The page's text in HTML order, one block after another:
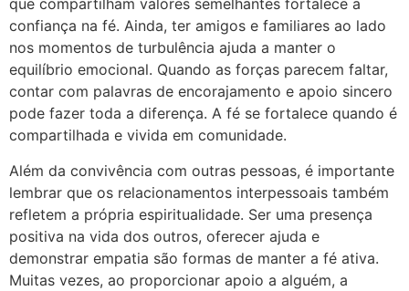
que compartilham valores semelhantes fortalece a
confiança na fé. Ainda, ter amigos e familiares ao lado
nos momentos de turbulência ajuda a manter o
equilíbrio emocional. Quando as forças parecem faltar,
contar com palavras de encorajamento e apoio sincero
pode fazer toda a diferença. A fé se fortalece quando é
compartilhada e vivida em comunidade.
Além da convivência com outras pessoas, é importante
lembrar que os relacionamentos interpessoais também
refletem a própria espiritualidade. Ser uma presença
positiva na vida dos outros, oferecer ajuda e
demonstrar empatia são formas de manter a fé ativa.
Muitas vezes, ao proporcionar apoio a alguém, a